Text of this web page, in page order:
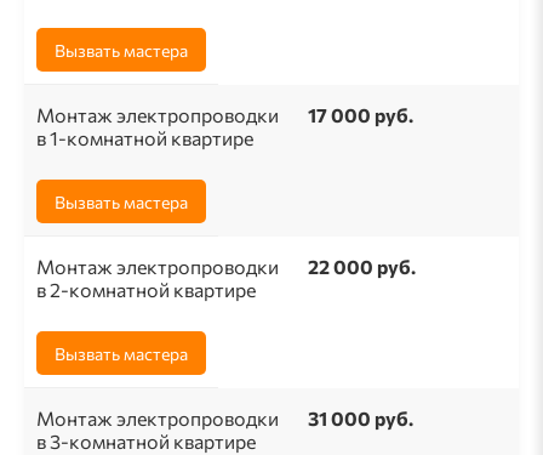
Вызвать мастера
Монтаж электропроводки
в 1-комнатной квартире
17 000 руб.
Вызвать мастера
Монтаж электропроводки
в 2-комнатной квартире
22 000 руб.
Вызвать мастера
Монтаж электропроводки
в 3-комнатной квартире
31 000 руб.